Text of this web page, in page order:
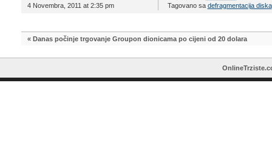
4 Novembra, 2011 at 2:35 pm
Tagovano sa defragmentacija diska
« Danas počinje trgovanje Groupon dionicama po cijeni od 20 dolara